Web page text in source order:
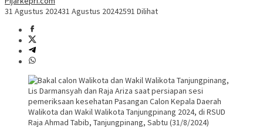
31 Agustus 202431 Agustus 20242591 Dilihat